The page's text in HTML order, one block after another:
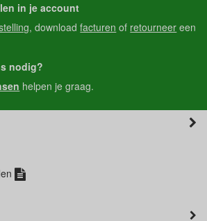
in je account
, downloadfacturen of retourneer een
nodig?
helpen je graag.